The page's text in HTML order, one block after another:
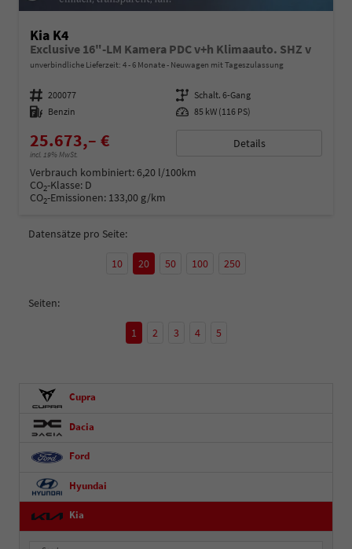
Kia K4
Exclusive 16"-LM Kamera PDC v+h Klimaauto. SHZ v
unverbindliche Lieferzeit: 4 - 6 Monate Neuwagen mit Tageszulassung
Fahrzeugnummer 200077 Getriebe Schalt. 6-Gang
Kraftstoff Benzin Leistung 85 kW (116 PS)
25.673,– €
incl. 19% MwSt.
Details
Verbrauch kombiniert:6,20 l/100km
CO2-Klasse: D
CO2-Emissionen: 133,00 g/km
Datensätze pro Seite:
10 20 50 100 250
Seiten:
1 2 3 4 5
Cupra
Dacia
Ford
Hyundai
Kia